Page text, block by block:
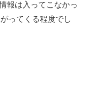
報は入ってこなかっ
ってくる程度でし